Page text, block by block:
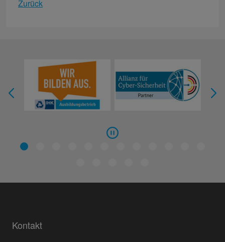
Zurück
Kontakt